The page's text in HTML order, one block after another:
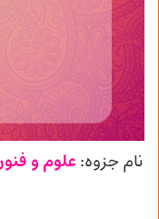
نام جزوه:علوم و